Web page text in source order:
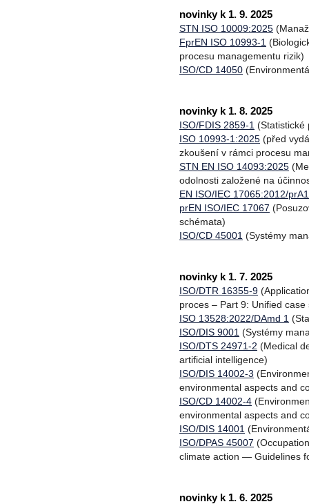
novinky k 1. 9. 2025
STN ISO 10009:2025
FprEN ISO 10993-1
procesu managementu rizik)
ISO/CD 14050
novinky k 1. 8. 2025
ISO/FDIS 2859-1 (Statistické
ISO 10993-1:2025 (před
zkoušení v rámci procesu
STN EN ISO 14093:2025
odolnosti založené na
EN ISO/IEC 17065:2012/prA1
prEN ISO/IEC 17067
schémata)
ISO/CD 45001 (Systémy
novinky k 1. 7. 2025
ISO/DTR 16355-9
proces – Part 9: Unified
ISO 13528:2022/DAmd 1
ISO/DIS 9001 (Systémy
ISO/DTS 24971-2 (Medical
artificial intelligence)
ISO/DIS 14002-3
environmental aspects and
ISO/CD 14002-4
environmental aspects and
ISO/DIS 14001
ISO/DPAS 45007
climate action — Guidelines
novinky k 1. 6. 2025